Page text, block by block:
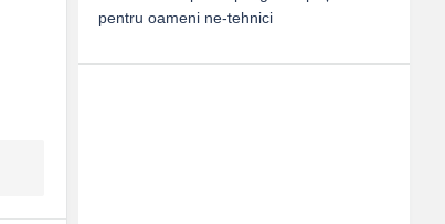
pentru oameni ne-tehnici